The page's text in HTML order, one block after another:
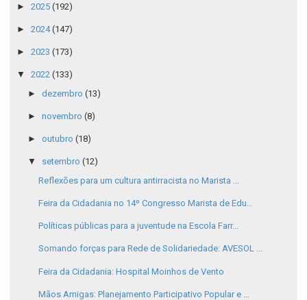
► 2025 (192)
► 2024(147)
► 2023 (173)
▼ 2022 (133)
► dezembro (13)
► novembro (8)
► outubro (18)
▼ setembro (12)
Reflexões para um cultura antirracista no Marista ...
Feira da Cidadania no 14º Congresso Marista de Edu...
Políticas públicas para a juventude na Escola Farr...
Somando forças para Rede de Solidariedade: AVESOL ...
Feira da Cidadania: Hospital Moinhos de Vento
Mãos Amigas: Planejamento Participativo Popular e ...